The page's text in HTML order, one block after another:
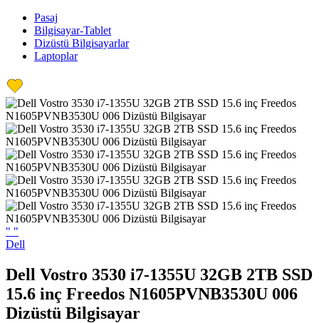
Pasaj
Bilgisayar-Tablet
Dizüstü Bilgisayarlar
Laptoplar
" "
Dell
Dell Vostro 3530 i7-1355U 32GB 2TB SSD
15.6 inç Freedos N1605PVNB3530U 006
Dizüstü Bilgisayar